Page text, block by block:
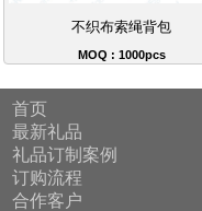
不织布索绳背包
MOQ : 1000pcs
首页
最新礼品
礼品订制案例
订购流程
合作客户